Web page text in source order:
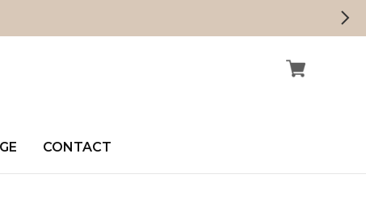
CONTACT